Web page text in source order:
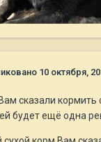
10 октября,
сказали
будет ещё одна